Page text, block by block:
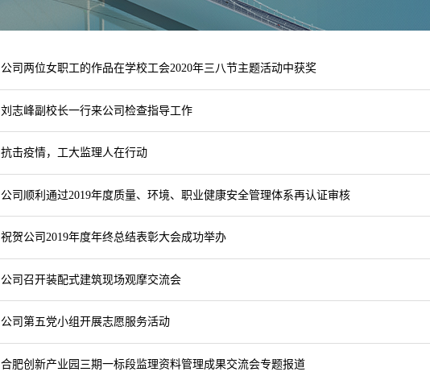
公司两位女职工的作品在学校工会2020年三八节主题活动中获奖
刘志峰副校长一行来公司检查指导工作
抗击疫情，工大监理人在行动
公司顺利通过2019年度质量、环境、职业健康安全管理体系再认证审核
祝贺公司2019年度年终总结表彰大会成功举办
公司召开装配式建筑现场观摩交流会
公司第五党小组开展志愿服务活动
合肥创新产业园三期一标段监理资料管理成果交流会专题报道